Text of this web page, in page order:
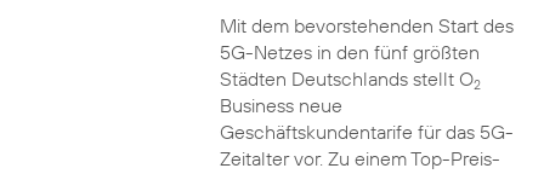
Mit dem bevorstehenden Start des
5G-Netzes in den fünf größten
Städten Deutschlands stellt O2
Business neue
Geschäftskundentarife für das 5G-
Zeitalter vor. Zu einem Top-Preis-